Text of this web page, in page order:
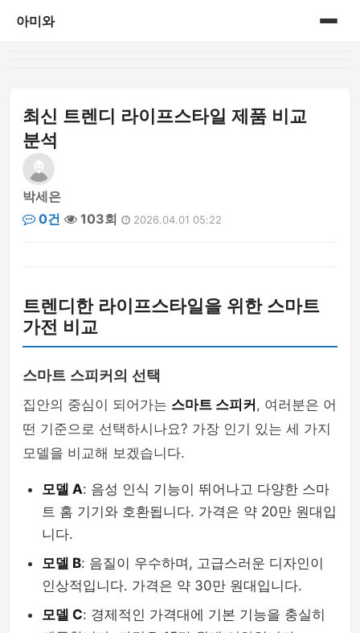
아미와
최신 트렌디 라이프스타일 제품 비교
분석
박세은
0건
103회 2026.04.01 05:22
트렌디한 라이프스타일을 위한 스마트
가전 비교
스마트 스피커의 선택
집안의 중심이 되어가는 스마트 스피커 , 여러분은 어
떤 기준으로 선택하시나요? 가장 인기 있는 세 가지
모델을 비교해 보겠습니다.
모델 A: 음성 인식 기능이 뛰어나고 다양한 스마
트 홈 기기와 호환됩니다. 가격은 약 20만 원대입
니다.
모델 B: 음질이 우수하며, 고급스러운 디자인이
인상적입니다. 가격은 약 30만 원대입니다.
모델 C: 경제적인 가격대에 기본 기능을 충실히